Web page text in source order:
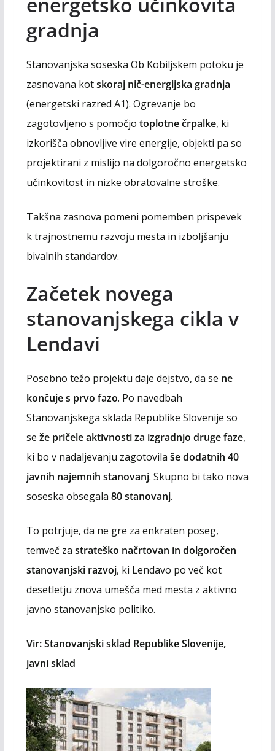
gradnja
Stanovanjska soseska Ob Kobiljskem potoku je
zasnovana kotskoraj nič-energijska gradnja
(energetski razred A1). Ogrevanje bo
zagotovljeno s pomočjo toplotne črpalke, ki
izkorišča obnovljive vire energije, objekti pa so
projektirani z mislijo na dolgoročno energetsko
učinkovitost in nizke obratovalne stroške.
Takšna zasnova pomeni pomemben prispevek
k trajnostnemu razvoju mesta in izboljšanju
bivalnih standardov.
Začetek novega
stanovanjskega cikla v
Lendavi
Posebno težo projektu daje dejstvo, da se ne
končuje s prvo fazo. Po navedbah
Stanovanjskega sklada Republike Slovenije so
se že pričele aktivnosti za izgradnjo druge faze,
ki bo v nadaljevanju zagotovila še dodatnih 40
javnih najemnih stanovanj. Skupno bi tako nova
soseska obsegala 80 stanovanj.
To potrjuje, da ne gre za enkraten poseg,
temveč za strateško načrtovan in dolgoročen
stanovanjski razvoj, ki Lendavo po več kot
desetletju znova umešča med mesta z aktivno
javno stanovanjsko politiko.
Vir: Stanovanjski sklad Republike Slovenije,
javni sklad